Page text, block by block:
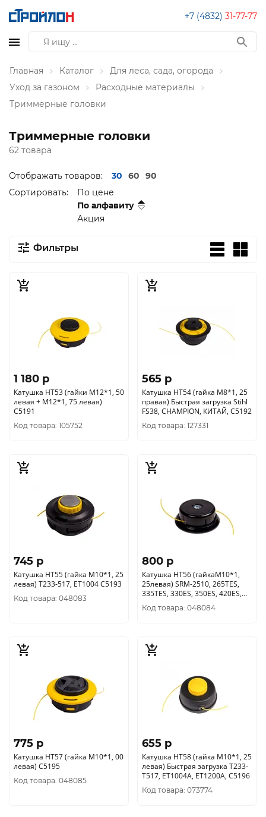
+7 (4832) 31-77-77
Главная Каталог
Для леса, сада, огорода
Уход за газоном
Расходные материалы
Триммерные головки
Триммерные головки
62 товара
Отображать товаров: 30 60
90
Сортировать:
По цене
По алфавиту
Акция
Фильтры
1 180 p
Катушка HT53 (гайки М12*1, 50
левая + М12*1, 75 левая)
C5191
Код товара: 105752
565 p
Катушка HT54 (гайка М8*1, 25
правая) Быстрая загрузка Stihl
FS38, CHAMPION, КИТАЙ, C5192
Код товара: 127331
745 p
Катушка HT55 (гайка М10*1, 25
левая) Т233-517, ЕТ1004 С5193
Код товара: 048083
800 p
Катушка HT56 (гайкаМ10*1,
25левая) SRM-2510, 265TES,
335TES, 330ES, 350ES, 420ES,
4605 С5194
Код товара: 048084
775 p
Катушка HT57 (гайка М10*1, 00
левая) С5195
Код товара: 048085
655 p
Катушка HT58 (гайка М10*1, 25
левая) Быстрая загрузка Т233-
Т517, ET1004A, ET1200A, C5196
Код товара: 073774